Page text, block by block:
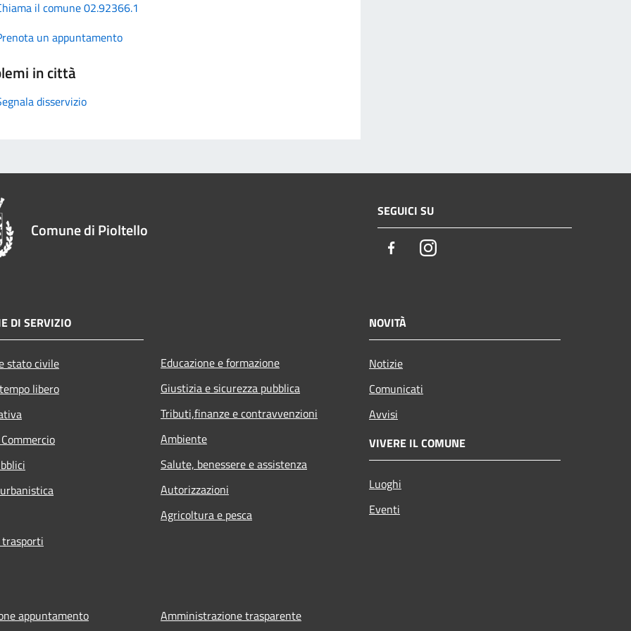
il comune 02.92366.1
un appuntamento
in città
disservizio
Comune di Pioltello
SEGUICI SU
FacebookInstagram
DI SERVIZIO
stato civile
libero
Educazione e formazione
Giustizia e sicurezza pubblica
Tributi,finanze e contravvenzioni
Ambiente
Salute, benessere e assistenza
Autorizzazioni
Agricoltura e pesca
NOVITÀ
Notizie
Comunicati
Avvisi
VIVERE IL COMUNE
Luoghi
Eventi
appuntamento Amministrazione trasparente